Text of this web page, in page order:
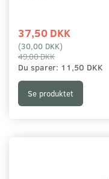
37,50 DKK
(30,00 DKK)
49,00 DKK
Du sparer: 11,50 DKK
Se produktet